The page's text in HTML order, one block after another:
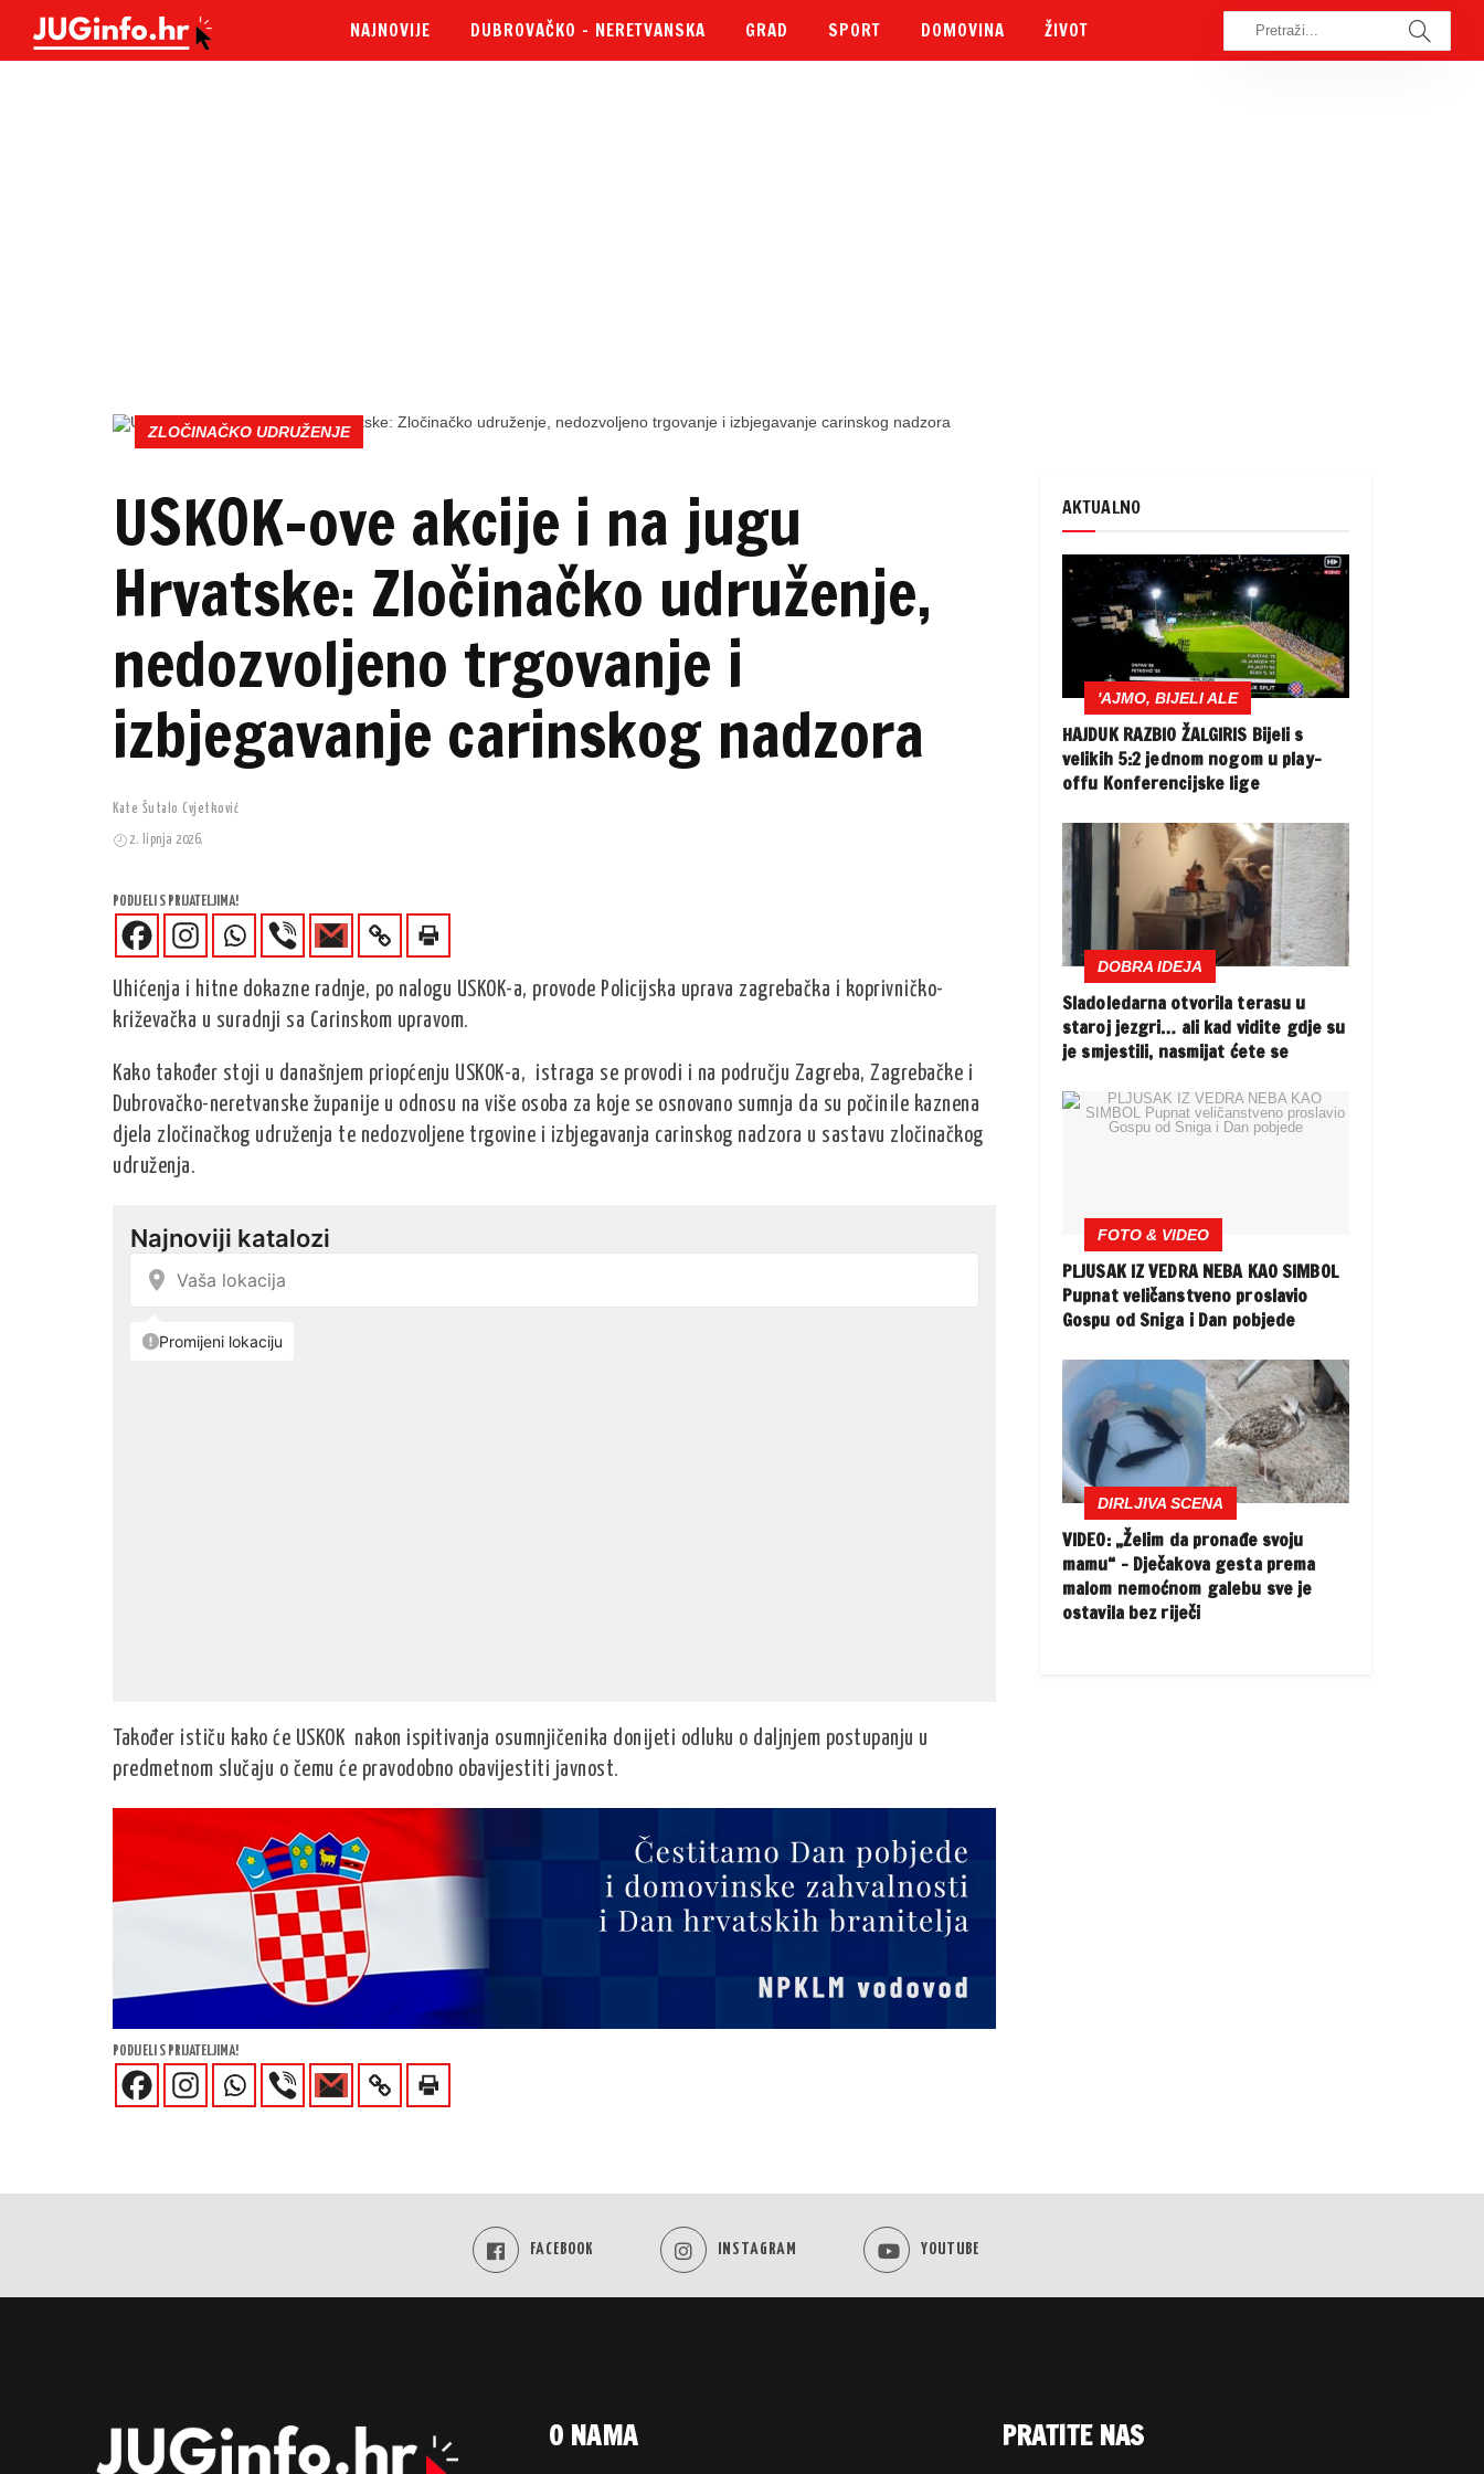
NAJNOVIJE DUBROVAČKO – NERETVANSKA GRAD SPORT DOMOVINA ŽIVOT
ZLOČINAČKO UDRUŽENJE
USKOK-ove akcije i na jugu
Hrvatske: Zločinačko udruženje,
nedozvoljeno trgovanje i
izbjegavanje carinskog nadzora
Kate Šutalo Cvjetković
2. lipnja 2026.
PODIJELI S PRIJATELJIMA!
Uhićenja i hitne dokazne radnje, po nalogu USKOK-a, provode Policijska uprava zagrebačka i koprivničko-
križevačka u suradnji sa Carinskom upravom.
Kako također stoji u današnjem priopćenju USKOK-a, istraga se provodi i na području Zagreba, Zagrebačke i
Dubrovačko-neretvanske županije u odnosu na više osoba za koje se osnovano sumnja da su počinile kaznena
djela zločinačkog udruženja te nedozvoljene trgovine i izbjegavanja carinskog nadzora u sastavu zločinačkog
udruženja.
Također ističu kako će USKOK nakon ispitivanja osumnjičenika donijeti odluku o daljnjem postupanju u
predmetnom slučaju o čemu će pravodobno obavijestiti javnost.
PODIJELI S PRIJATELJIMA!
AKTUALNO
'AJMO, BIJELI ALE
HAJDUK RAZBIO ŽALGIRIS Bijeli s
velikih 5:2 jednom nogom u play-
offu Konferencijske lige
DOBRA IDEJA
Sladoledarna otvorila terasu u
staroj jezgri… ali kad vidite gdje su
je smjestili, nasmijat ćete se
FOTO & VIDEO
PLJUSAK IZ VEDRA NEBA KAO SIMBOL
Pupnat veličanstveno proslavio
Gospu od Sniga i Dan pobjede
DIRLJIVA SCENA
VIDEO: „Želim da pronađe svoju
mamu“ – Dječakova gesta prema
malom nemoćnom galebu sve je
ostavila bez riječi
FACEBOOK INSTAGRAM YOUTUBE
O NAMA PRATITE NAS